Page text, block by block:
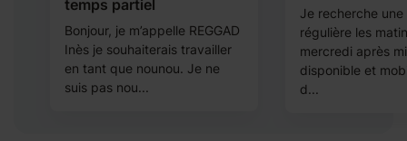
temps partiel
Bonjour, je m’appelle REGGAD
Inès je souhaiterais travailler
en tant que nounou. Je ne
suis pas nou...
Je recherche
régulière les
mercredi après
disponible et
d...